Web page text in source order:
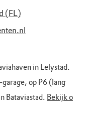
(FL)
in Lelystad.
op P6 (lang
Bataviastad. Bekijk o